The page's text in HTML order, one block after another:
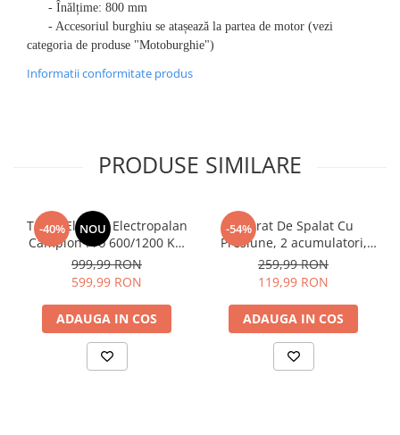
- Înălțime: 800 mm
- Accesoriul burghiu se atașează la partea de motor (vezi
categoria de produse "Motoburghie")
Informatii conformitate produs
PRODUSE SIMILARE
-40% NOU
Troliu Electric Electropalan
Campion Pro 600/1200 Kg,
1600W Inaltime Ridicare
6/30 m, pentru Atelier,
Garaj si Santier
999,99 RON
599,99 RON
ADAUGA IN COS
-54%
Aparat De Spalat Cu
Presiune, 2 acumulatori,
48V, Pistol cu 3 moduri, 30
bari, Recipient spuma,
Filtru si Duze incluse
259,99 RON
119,99 RON
ADAUGA IN COS